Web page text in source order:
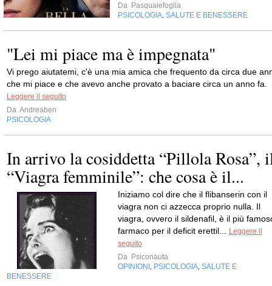
Da Pasqualefoglia
PSICOLOGIA SALUTE E BENESSERE
"Lei mi piace ma è impegnata"
Vi prego aiutatemi, c'è una mia amica che frequento da circa due
che mi piace e che avevo anche provato a baciare circa un anno fa.
Leggere il seguito
Da Andreaben
PSICOLOGIA
In arrivo la cosiddetta “Pillola Rosa”,
“Viagra femminile”: che cosa è il...
Iniziamo col dire che il flibanserin con il
viagra non ci azzecca proprio nulla. Il
viagra, ovvero il sildenafil, è il più
farmaco per il deficit erettil...
Leggere il
seguito
Da Psiconauta
OPINIONI PSICOLOGIA SALUTE E
BENESSERE